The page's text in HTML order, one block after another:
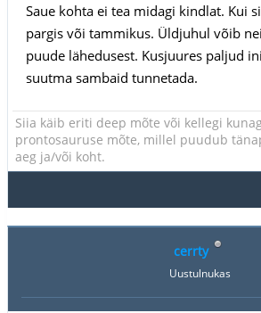
Saue kohta ei tea midagi kindlat. Kui
pargis või tammikus. Üldjuhul võib
puude lähedusest. Kusjuures paljud
suutma sambaid tunnetada.
Siia käib eriti deep mõte või kellegi
prontosauruse mõte, millel puudub
aeg ja/või koht.
cerrty
Uustulnukas